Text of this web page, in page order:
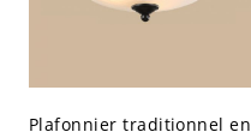
Plafonnier traditionnel en